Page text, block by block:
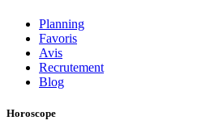
Planning
Favoris
Avis
Recrutement
Blog
Horoscope